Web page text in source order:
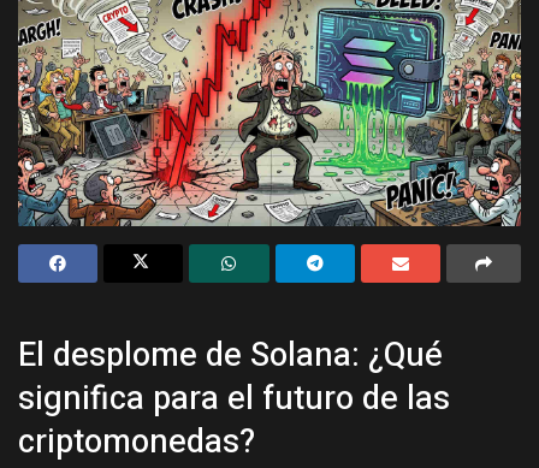
El desplome de Solana: ¿Qué
significa para el futuro de las
criptomonedas?